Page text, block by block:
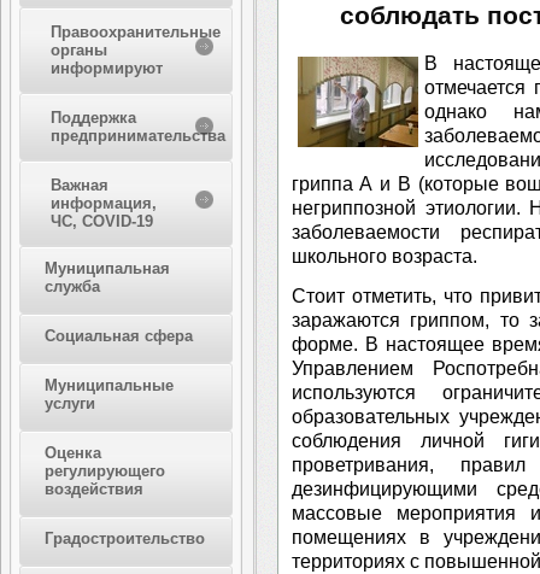
Правоохранительные
органы
информируют
Поддержка
предпринимательства
Важная
информация,
ЧС, COVID-19
Муниципальная
служба
Социальная сфера
Муниципальные
услуги
Оценка
регулирующего
воздействия
Градостроительство
соблюдать
В
однако
гриппа А и В (которые
негриппозной
заболеваемости
школьного возраста.
Стоит отметить, что
заражаются гриппом, то
форме. В настоящее
Управлением
используются
образовательных
соблюдения личной
проветривания,
дезинфицирующими
массовые мероприятия
помещениях в
территориях с